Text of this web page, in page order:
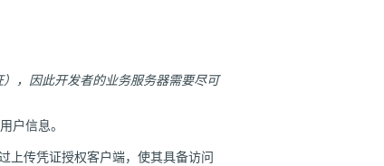
，因此开发者的业务服务器需要尽可
户信息。
上传凭证授权客户端，使其具备访问